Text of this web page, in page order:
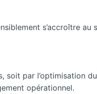
s’accroître au
par l’optimisation
opérationnel.